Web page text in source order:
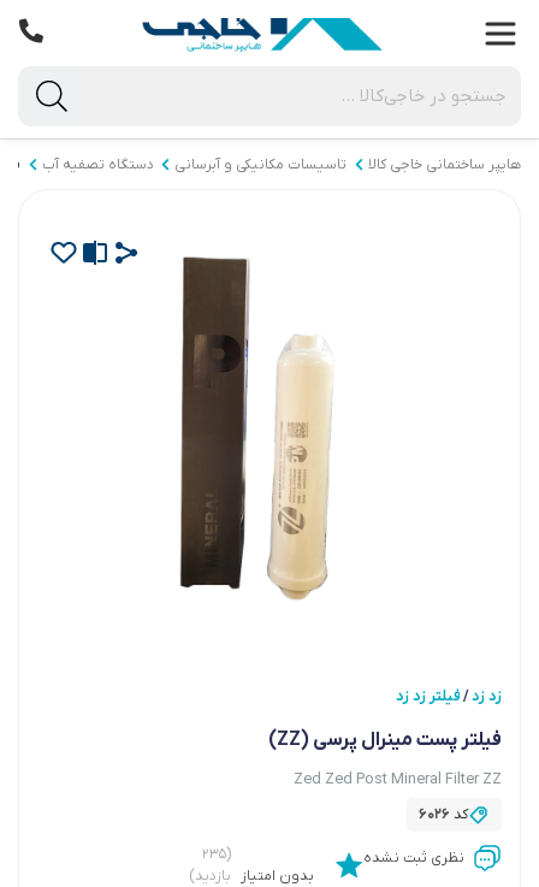
هایپر ساختمانی خاجی‌ کالا تاسیسات مکانیکی و آبرسانی دستگاه تصفیه آب
زد زد/فیلتر زد زد
فیلتر پست مینرال پرسی (ZZ)
Zed Zed Post Mineral Filter ZZ
کد 6026
نظری ثبت نشده
بدون امتیاز
(۲۳۵
بازدید)